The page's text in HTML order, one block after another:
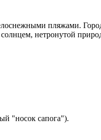
пляжами.
нетронутой
"носок сапога").